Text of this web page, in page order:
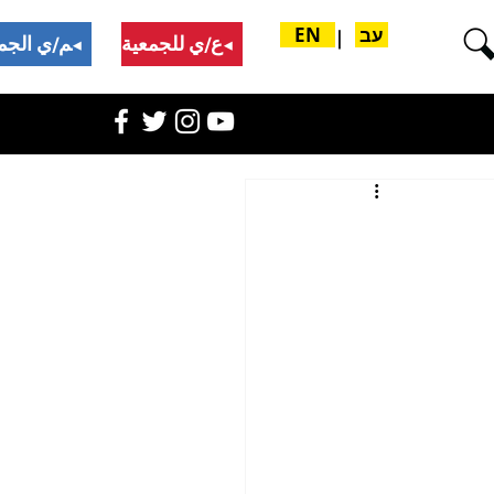
ادعم/ي الجمعية تبرع/ي للجمعية EN עב